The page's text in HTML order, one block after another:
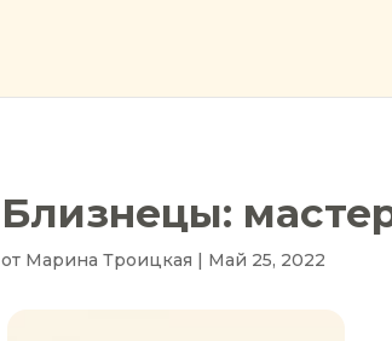
Близнецы:
от Марина Троицкая | Май 25, 2022